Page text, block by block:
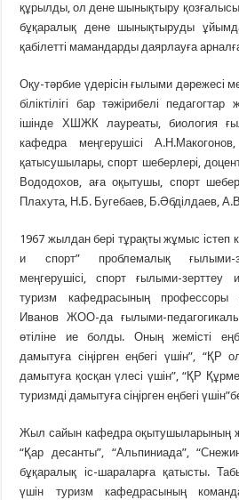
құрылды, ол дене шынықтыру
бұқаралық дене шынықтыруды
қабілетті мамандарды даярлауға
Оқу-тәрбие үдерісін ғылыми дәрежесі
біліктілігі бар тәжірибелі
ішінде ХШЖК лауреаты, биология
кафедра меңгерушісі
қатысушылары, спорт шеберлері,
Вододохов, аға оқытушы, спорт
Плахута, Н.Б. Бугебаев, Б.Әбділдаев,
1967 жылдан бері тұрақты жұмыс істеп
и спорт” проблемалық ғылыми-
меңгерушісі, спорт ғылыми-зерттеу
туризм кафедрасының
Иванов ЖОО-да ғылыми-
өтіліне ие болды. Оның жемісті
дамытуға сіңірген еңбегі үшін”, “ҚР
дамытуға қосқан үлесі үшін”, “ҚР
туризмді дамытуға сіңірген еңбегі
Жыл сайын кафедра оқытушыларының
“Қар десанты”, “Альпиниада”,
бұқаралық іс-шараларға қатысты.
үшін туризм кафедрасының